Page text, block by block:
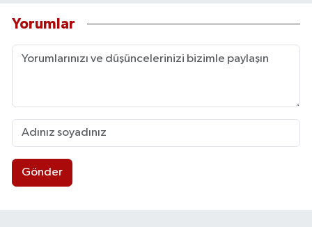
Yorumlar
Gönder